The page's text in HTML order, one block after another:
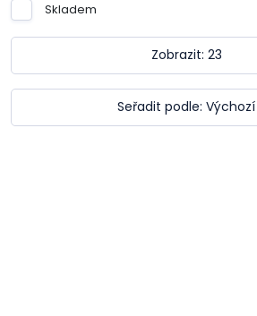
Seřadit podle: Výchozí
Skladem
Zobrazit: 23